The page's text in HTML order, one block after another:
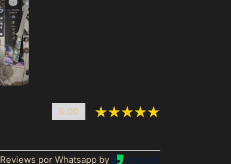
5.00
Reviews por Whatsapp by
Afrique du Sud (MXN
$)